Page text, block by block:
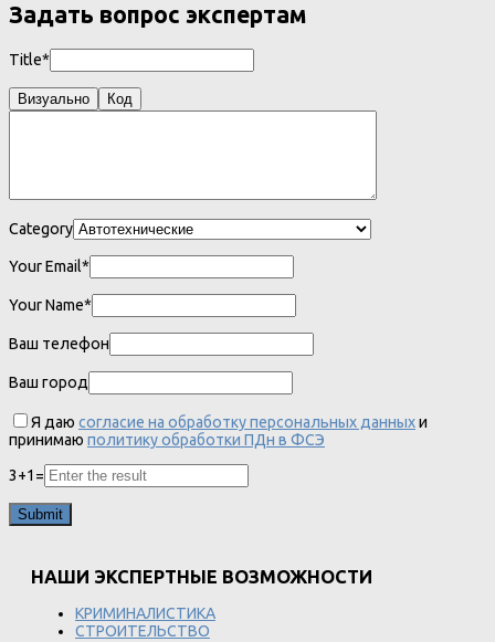
Задать вопрос экспертам
Title*
Визуально Код
Category
Your Email*
Your Name*
Ваш телефон
Ваш город
Я даю согласие на обработку персональных данныхи
принимаю политику обработки ПДн в ФСЭ
3+1 =
НАШИ ЭКСПЕРТНЫЕ ВОЗМОЖНОСТИ
КРИМИНАЛИСТИКА
СТРОИТЕЛЬСТВО